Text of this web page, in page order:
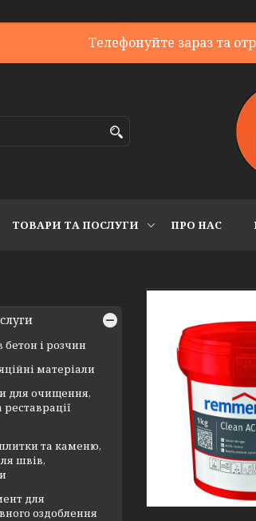
Телефонуйте зараз та
ТОВАРИ ТА ПОСЛУГИ ПРО НАС
бетон і розчин
матеріали
для очищення,
реставрації
та каменю,
швів,
для
оздоблення